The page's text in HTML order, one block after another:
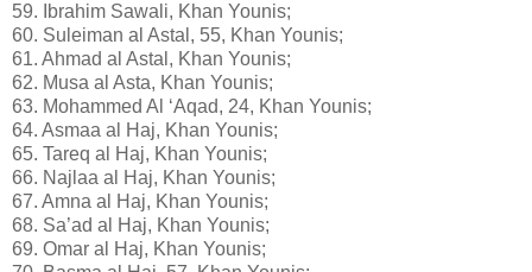
59. Ibrahim Sawali, Khan Younis;
60. Suleiman al Astal, 55, Khan Younis;
61. Ahmad al Astal, Khan Younis;
62. Musa al Asta, Khan Younis;
63. Mohammed Al ‘Aqad, 24, Khan Younis;
64. Asmaa al Haj, Khan Younis;
65. Tareq al Haj, Khan Younis;
66. Najlaa al Haj, Khan Younis;
67. Amna al Haj, Khan Younis;
68. Sa’ad al Haj, Khan Younis;
69. Omar al Haj, Khan Younis;